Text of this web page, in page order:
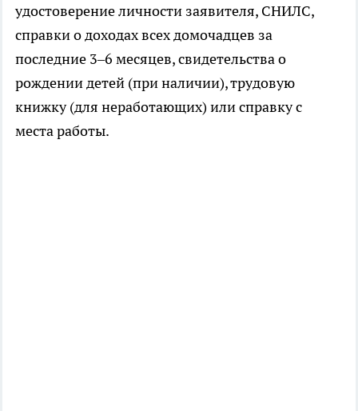
удостоверение личности заявителя, СНИЛС,
справки о доходах всех домочадцев за
последние 3–6 месяцев, свидетельства о
рождении детей (при наличии), трудовую
книжку (для неработающих) или справку с
места работы.